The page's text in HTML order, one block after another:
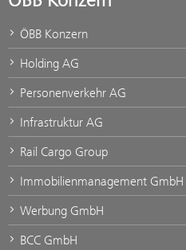
ÖBB Konzern
Holding AG
Personenverkehr AG
Infrastruktur AG
Rail Cargo Group
Immobilienmanagement GmbH
Werbung GmbH
BCC GmbH